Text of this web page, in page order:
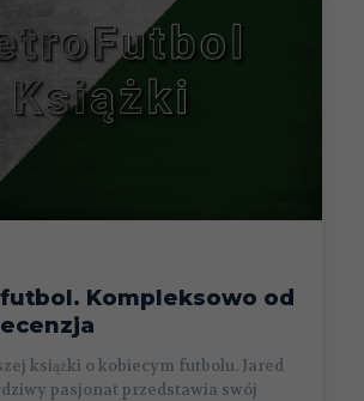
Kompleksowo od
książki o kobiecym futbolu. Jared
pasjonat przedstawia swój